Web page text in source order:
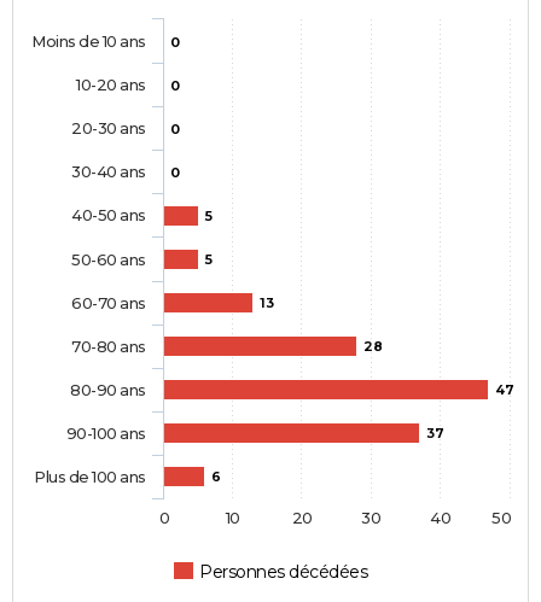
0
0
0
0
5
5
13
28
47
37
6
Personnes décédées
Moins de 10 ans
10-20 ans
20-30 ans
30-40 ans
40-50 ans
50-60 ans
60-70 ans
70-80 ans
80-90 ans
90-100 ans
Plus de 100 ans
0 10 20 30 40 50